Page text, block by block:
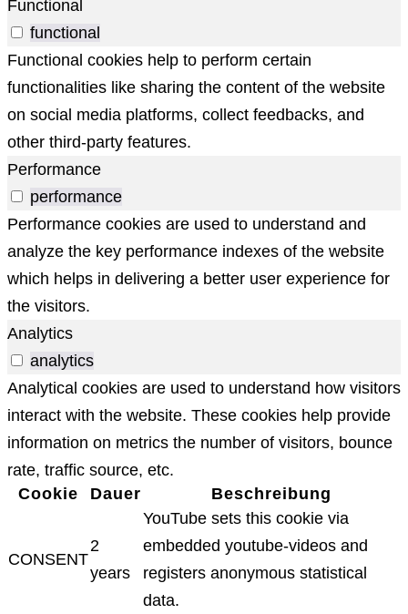
Functional
functional
Functional cookies help to perform certain
functionalities like sharing the content of the website
on social media platforms, collect feedbacks, and
other third-party features.
Performance
performance
Performance cookies are used to understand and
analyze the key performance indexes of the website
which helps in delivering a better user experience for
the visitors.
Analytics
analytics
Analytical cookies are used to understand how visitors
interact with the website. These cookies help provide
information on metrics the number of visitors, bounce
rate, traffic source, etc.
Cookie
Dauer Beschreibung
CONSENT
2
years
YouTube sets this cookie via
embedded youtube-videos and
registers anonymous statistical
data.